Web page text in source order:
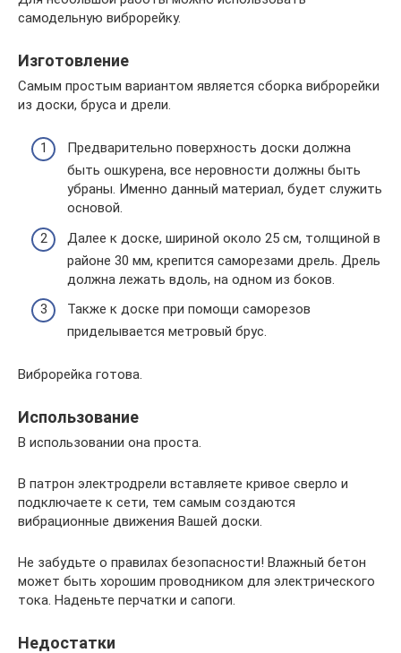
самодельную виброрейку.
Изготовление
Самым простым вариантом является сборка виброрейки
из доски, бруса и дрели.
Предварительно поверхность доски должна
быть ошкурена, все неровности должны быть
убраны. Именно данный материал, будет служить
основой.
Далее к доске, шириной около 25 см, толщиной в
районе 30 мм, крепится саморезами дрель. Дрель
должна лежать вдоль, на одном из боков.
Также к доске при помощи саморезов
приделывается метровый брус.
Виброрейка готова.
Использование
В использовании она проста.
В патрон электродрели вставляете кривое сверло и
подключаете к сети, тем самым создаются
вибрационные движения Вашей доски.
Не забудьте о правилах безопасности! Влажный бетон
может быть хорошим проводником для электрического
тока. Наденьте перчатки и сапоги.
Недостатки